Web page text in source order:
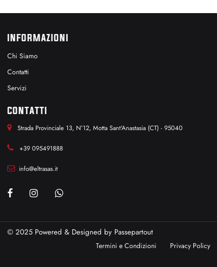
INFORMAZIONI
Chi Siamo
Contatti
Servizi
CONTATTI
Strada Provinciale 13, N°12, Motta Sant'Anastasia (CT) - 95040
+39 095491888
info@eltrasas.it
© 2025 Powered & Designed by Passepartout
Termini e Condizioni Privacy Policy